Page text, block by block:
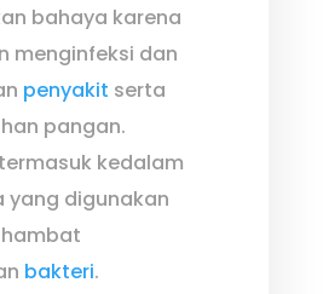
bahaya karena
menginfeksi dan
penyakit serta
pangan.
kedalam
yang digunakan
bakteri.